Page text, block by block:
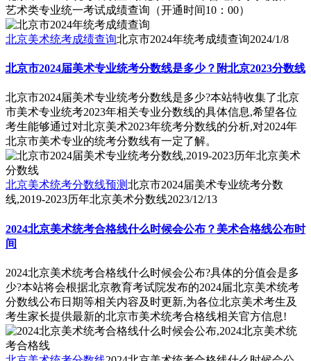
艺术类专业统一考试成绩查询（开通时间10：00）
北京美术统考成绩查询北京市2024年统考成绩查询2024/1/8
北京市2024届美术专业统考分数线是多少？附北京2023分数线
北京市2024届美术专业统考分数线是多少?本站特收集了北京
市美术专业统考2023年相关专业分数线的具体信息,希望各位
考生能够通过对北京美术2023年统考分数线的分析,对2024年
北京市美术专业的统考分数线有一定了解。
北京美术统考分数线预测北京市2024届美术专业统考分数
线,2019-2023历年北京美术分数线2023/12/13
2024北京美术统考合格线什么时候会公布？美术合格线公布时
间
2024北京美术统考合格线什么时候会公布?具体的分值会是多
少?本站将会根据北京教育考试院发布的2024届北京美术统考
分数线公布日期等相关内容及时更新,为各位北京美术考生及
考生家长提供最新的北京市美术统考合格线相关官方信息!